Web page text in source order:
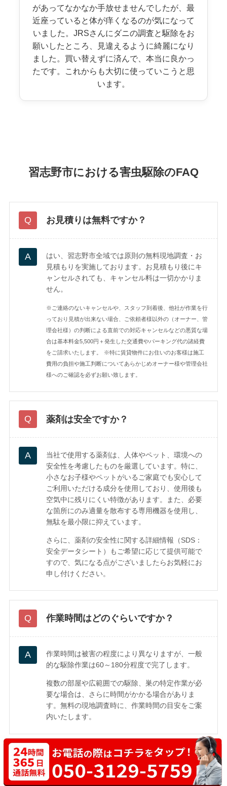
があってなかなか手放せませんでしたが、最
近座っていると体が痒くなるのが気になって
いました。JRSさんにダニの調査と駆除をお
願いしたところ、見違えるように綺麗になり
ました。買い替えずに済んで、本当に良かっ
たです。これからも大切に使っていこうと思
います。
習志野市における害虫駆除のFAQ
お見積りは無料ですか？
はい、習志野市全域では原則の無料現地調査・お
見積もりを実施しております。お見積もり後にキ
ャンセルされても、キャンセル料は一切かかりま
せん。
※ご連絡のないキャンセルや、スタッフ到着後、他社が作業を行
っており見積が出来ない場合、ご依頼者様以外の（オーナー、管
理会社様）の判断による直前での対応キャンセルなどの悪質な場
合は基本料金5,500円＋発生した交通費やパーキング代の諸経費
をご請求いたします。
※特に賃貸物件にお住いのお客様は施工
費用の負担や施工判断についてあらかじめオーナー様や管理会社
様へのご確認を必ずお願い致します。
薬剤は安全ですか？
当社で使用する薬剤は、人体やペット、環境への
安全性を考慮したものを厳選しています。特に、
小さなお子様やペットがいるご家庭でも安心して
ご利用いただける成分を使用しており、使用後も
空気中に残りにくい特徴があります。また、必要
な箇所にのみ適量を散布する専用機器を使用し、
無駄を最小限に抑えています。
さらに、薬剤の安全性に関する詳細情報（SDS：
安全データシート）もご希望に応じて提供可能で
すので、気になる点がございましたらお気軽にお
申し付けください。
作業時間はどのぐらいですか？
作業時間は被害の程度により異なりますが、一般
的な駆除作業は60～180分程度で完了します。
複数の部屋や広範囲での駆除、巣の特定作業が必
要な場合は、さらに時間がかかる場合がありま
す。無料の現地調査時に、作業時間の目安をご案
内いたします。
どのような害虫に対応していますか？